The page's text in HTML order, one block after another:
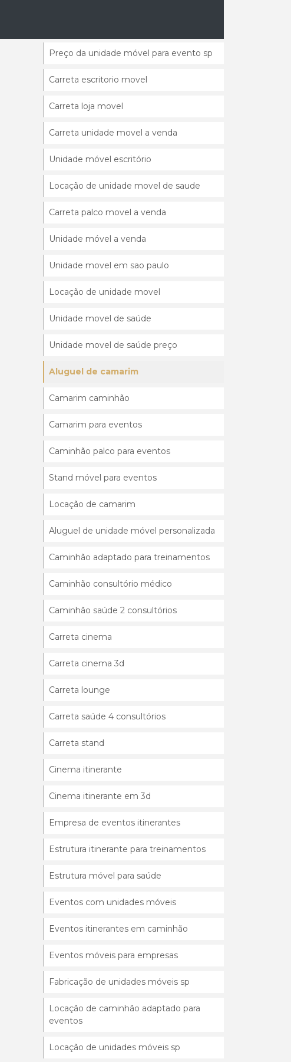
Preço da unidade móvel para evento sp
Carreta escritorio movel
Carreta loja movel
Carreta unidade movel a venda
Unidade móvel escritório
Locação de unidade movel de saude
Carreta palco movel a venda
Unidade móvel a venda
Unidade movel em sao paulo
Locação de unidade movel
Unidade movel de saúde
Unidade movel de saúde preço
Aluguel de camarim
Camarim caminhão
Camarim para eventos
Caminhão palco para eventos
Stand móvel para eventos
Locação de camarim
Aluguel de unidade móvel personalizada
Caminhão adaptado para treinamentos
Caminhão consultório médico
Caminhão saúde 2 consultórios
Carreta cinema
Carreta cinema 3d
Carreta lounge
Carreta saúde 4 consultórios
Carreta stand
Cinema itinerante
Cinema itinerante em 3d
Empresa de eventos itinerantes
Estrutura itinerante para treinamentos
Estrutura móvel para saúde
Eventos com unidades móveis
Eventos itinerantes em caminhão
Eventos móveis para empresas
Fabricação de unidades móveis sp
Locação de caminhão adaptado para
eventos
Locação de unidades móveis sp